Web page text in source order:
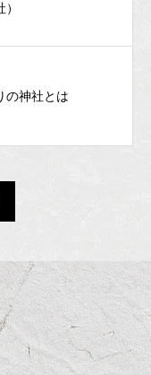
の神社とは